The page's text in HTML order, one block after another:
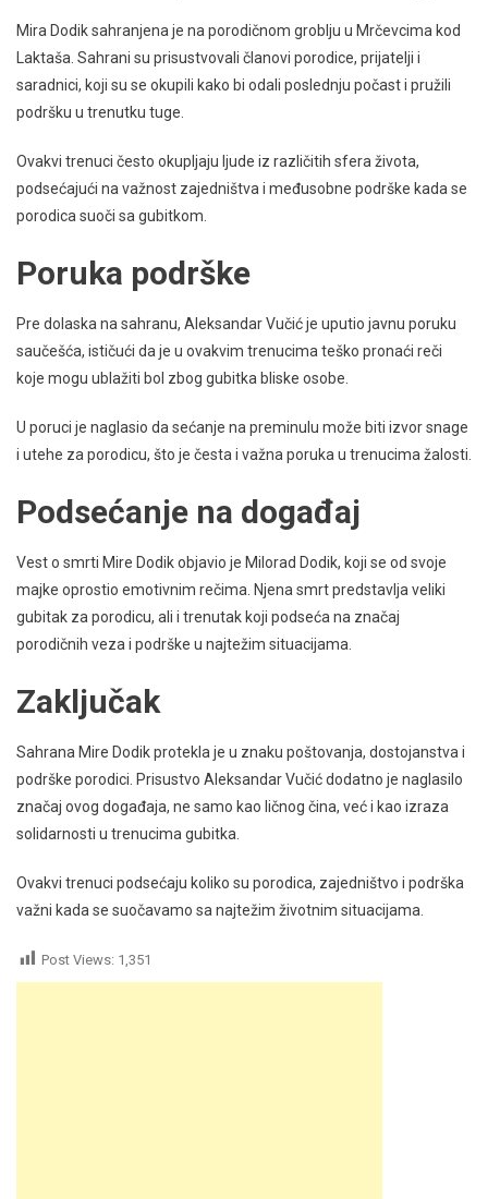
Mira Dodik sahranjena je na porodičnom groblju u Mrčevcima kod
Laktaša. Sahrani su prisustvovali članovi porodice, prijatelji i
saradnici, koji su se okupili kako bi odali poslednju počast i pružili
podršku u trenutku tuge.
Ovakvi trenuci često okupljaju ljude iz različitih sfera života,
podsećajući na važnost zajedništva i međusobne podrške kada se
porodica suoči sa gubitkom.
Poruka podrške
Pre dolaska na sahranu, Aleksandar Vučić je uputio javnu poruku
saučešća, ističući da je u ovakvim trenucima teško pronaći reči
koje mogu ublažiti bol zbog gubitka bliske osobe.
U poruci je naglasio da sećanje na preminulu može biti izvor snage
i utehe za porodicu, što je česta i važna poruka u trenucima žalosti.
Podsećanje na događaj
Vest o smrti Mire Dodik objavio je Milorad Dodik, koji se od svoje
majke oprostio emotivnim rečima. Njena smrt predstavlja veliki
gubitak za porodicu, ali i trenutak koji podseća na značaj
porodičnih veza i podrške u najtežim situacijama.
Zaključak
Sahrana Mire Dodik protekla je u znaku poštovanja, dostojanstva i
podrške porodici. Prisustvo Aleksandar Vučić dodatno je naglasilo
značaj ovog događaja, ne samo kao ličnog čina, već i kao izraza
solidarnosti u trenucima gubitka.
Ovakvi trenuci podsećaju koliko su porodica, zajedništvo i podrška
važni kada se suočavamo sa najtežim životnim situacijama.
Post Views: 1,351